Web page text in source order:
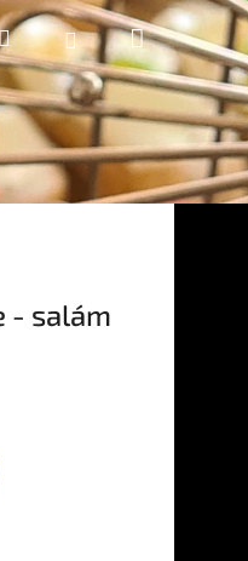
HľadaťPrihlásenieNákupný
košík
- salám